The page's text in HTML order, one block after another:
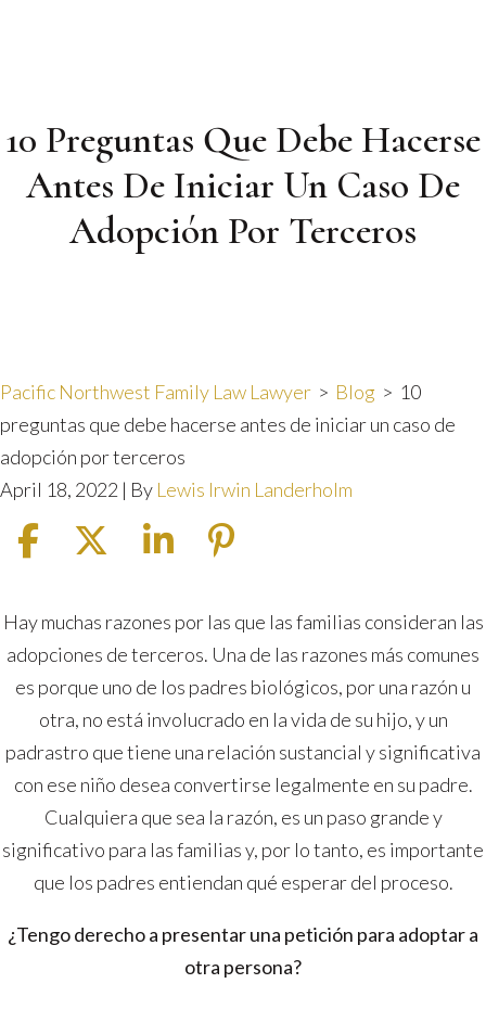
10 Preguntas Que Debe Hacerse
Antes De Iniciar Un Caso De
Adopción Por Terceros
Pacific Northwest Family Law Lawyer > Blog > 10
preguntas que debe hacerse antes de iniciar un caso de
adopción por terceros
April 18, 2022 | By Lewis Irwin Landerholm
10
preguntas
que
debe
hacerse
antes
iniciar
de
Hay muchas razones por las que las familias consideran las
adopciones de terceros. Una de las razones más comunes
es porque uno de los padres biológicos, por una razón u
otra, no está involucrado en la vida de su hijo, y un
padrastro que tiene una relación sustancial y significativa
con ese niño desea convertirse legalmente en su padre.
Cualquiera que sea la razón, es un paso grande y
significativo para las familias y, por lo tanto, es importante
que los padres entiendan qué esperar del proceso.
¿Tengo derecho a presentar una petición para adoptar a
otra persona?